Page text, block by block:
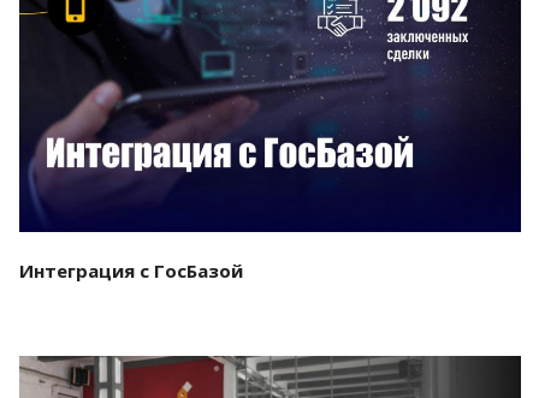
Смотреть проект
Интеграция с ГосБазой